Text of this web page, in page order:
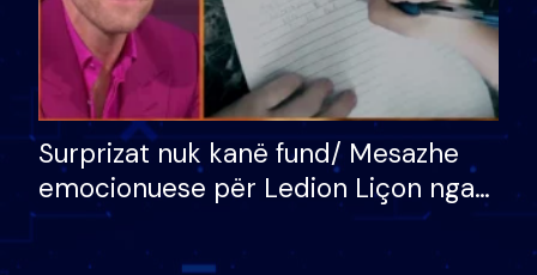
Surprizat nuk kanë fund/ Mesazhe
emocionuese për Ledion Liçon nga
nëna dhe fëmijët e tij, moderatori
nuk i mban dot lotët: Nuk meritoj…